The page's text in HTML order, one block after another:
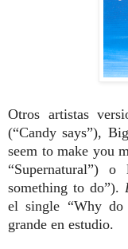
Otros artistas
(“Candy says”),
seem to make you
“Supernatural”) o
something to do”).
el single “Why
grande en estudio.